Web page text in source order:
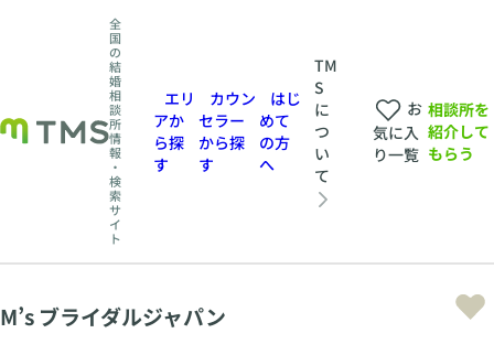
全
国
の
結
婚
相
談
所
情
報
・
検
索
サ
イ
ト
エリ
アか
ら探
す
カウン
セラー
から探
す
はじ
めて
の方
へ
TM
S
に
つ
い
て
お
気に入
り一覧
相談所を
紹介して
もらう
M’s ブライダルジャパン